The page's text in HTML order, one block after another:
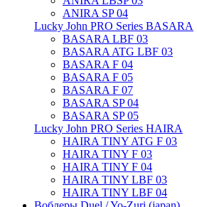
ANIRA SP 04
Lucky John PRO Series BASARA
BASARA LBF 03
BASARA ATG LBF 03
BASARA F 04
BASARA F 05
BASARA F 07
BASARA SP 04
BASARA SP 05
Lucky John PRO Series HAIRA
HAIRA TINY ATG F 03
HAIRA TINY F 03
HAIRA TINY F 04
HAIRA TINY LBF 03
HAIRA TINY LBF 04